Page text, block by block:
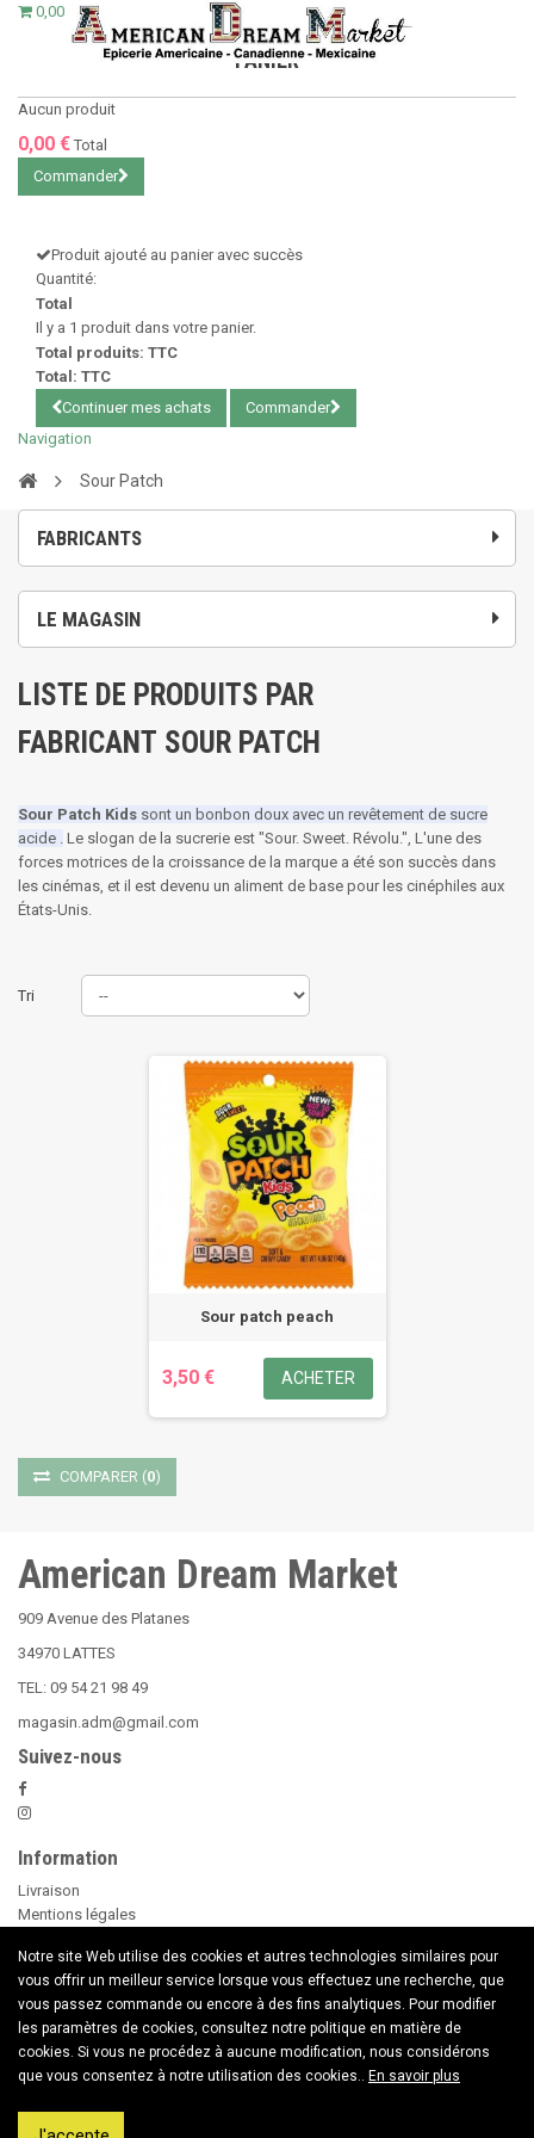
Notre site Web utilise des cookies et autres technologies similaires pour
vous offrir un meilleur service lorsque vous effectuez une recherche, que
vous passez commande ou encore à des fins analytiques. Pour modifier
les paramètres de cookies, consultez notre politique en matière de
cookies. Si vous ne procédez à aucune modification, nous considérons
que vous consentez à notre utilisation des cookies.. En savoir plus
0,00 €
PANIER
Aucun produit
0,00 € Total
Commander
Produit ajouté au panier avec succès
Quantité:
Total
Il y a 1 produit dans votre panier.
Total produits: TTC
Total: TTC
Continuer mes achats
Commander
Navigation
Sour Patch
FABRICANTS
LE MAGASIN
LISTE DE PRODUITS PAR
FABRICANT SOUR PATCH
Sour Patch Kids sont un bonbon doux avec un revêtement de sucre
acide . Le slogan de la sucrerie est "Sour. Sweet. Révolu.", L'une des
forces motrices de la croissance de la marque a été son succès dans
les cinémas, et il est devenu un aliment de base pour les cinéphiles aux
États-Unis.
Tri
Sour patch peach
3,50 € ACHETER
COMPARER (0)
American Dream Market
909 Avenue des Platanes
34970 LATTES
TEL: 09 54 21 98 49
magasin.adm@gmail.com
Suivez-nous
Information
Livraison
Mentions légales
Paiement sécurisé
Le Beer Pong
conseils d'utilisation des Bougies
Nouveaux Produits
Contactez nous